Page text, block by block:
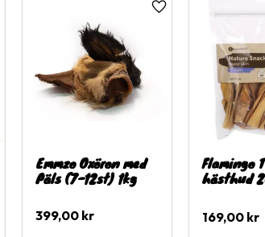
till i favoriter
Emmzo Oxöron med
Päls (7-12st) 1kg
399,00 kr
Lägg till i favoriter
Flamingo
hästhud
169,00kr